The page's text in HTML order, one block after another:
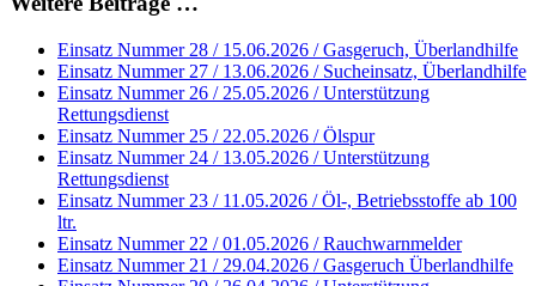
Einsatz Nummer 28 / 15.06.2026 / Gasgeruch, Überlandhilfe
Einsatz Nummer 27 / 13.06.2026 / Sucheinsatz, Überlandhilfe
Einsatz Nummer 26 / 25.05.2026 / Unterstützung
Rettungsdienst
Einsatz Nummer 25 / 22.05.2026 / Ölspur
Einsatz Nummer 24 / 13.05.2026 / Unterstützung
Rettungsdienst
Einsatz Nummer 23 / 11.05.2026 / Öl-, Betriebsstoffe ab 100
ltr.
Einsatz Nummer 22 / 01.05.2026 / Rauchwarnmelder
Einsatz Nummer 21 / 29.04.2026 / Gasgeruch Überlandhilfe